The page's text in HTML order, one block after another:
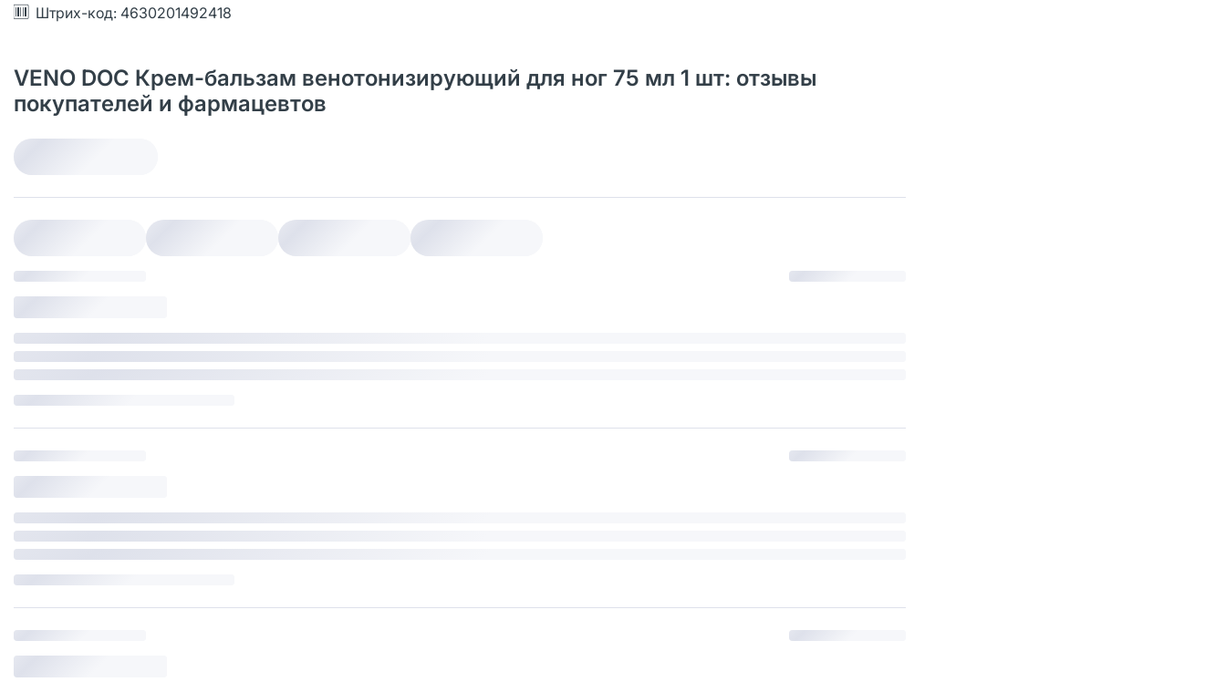
Штрих-код: 4630201492418
VENO DOC Крем-бальзам венотонизирующий для ног 75 мл 1 шт: отзывы
покупателей и фармацевтов